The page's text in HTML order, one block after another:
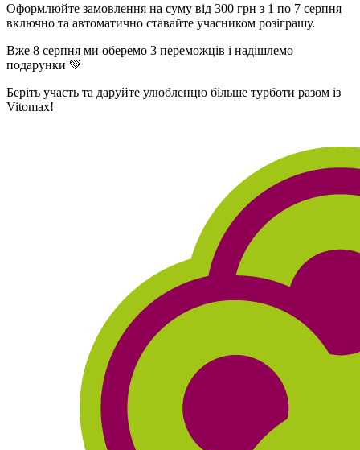
Оформлюйте замовлення на суму від 300 грн з 1 по 7 серпня
включно та автоматично ставайте учасником розіграшу.
Вже 8 серпня ми оберемо 3 переможців і надішлемо
подарунки 💚
Беріть участь та даруйте улюбленцю більше турботи разом із
Vitomax!